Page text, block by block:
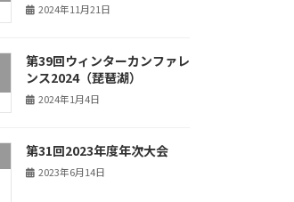
2024年11月21日
第39回ウィンターカンファレ
ンス2024（琵琶湖）
2024年1月4日
第31回2023年度年次大会
2023年6月14日